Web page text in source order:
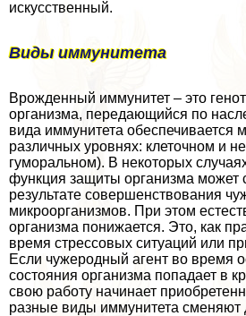
искусственный.
Виды иммунитета
Врожденный иммунитет – это
организма, передающийся по
вида иммунитета обеспечивается
различных уровнях: клеточном и
гумopaльном). В некоторых
функция защиты организма может
результате совершенствования
микроорганизмов. При этом
организма понижается. Это, как
время стрессовых ситуаций или
Если чужеродный агент во время
состояния организма попадает в
свою работу начинает
разные виды иммунитета сменяют